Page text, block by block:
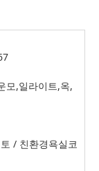
모,일라이트,옥,
/ 친환경욕실코